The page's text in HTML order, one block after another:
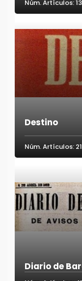
Núm. Artículos:
Destino
Núm. Artículos:
Diario de